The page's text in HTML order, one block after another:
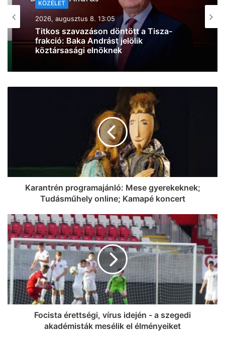
KÖZÉLET
2026, augusztus 8. 10:44
Kiderült, mire költi a kormány a 6000
milliárd forint európai uniós forrást
Karantrén programajánló: Mese gyerekeknek;
Tudásműhely online; Kamapé koncert
Focista érettségi, vírus idején - a szegedi
akadémisták mesélik el élményeiket